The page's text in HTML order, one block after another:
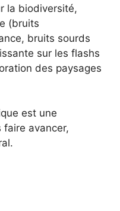
la biodiversité,
(bruits
bruits sourds
sur les flashs
des paysages
est une
faire avancer,